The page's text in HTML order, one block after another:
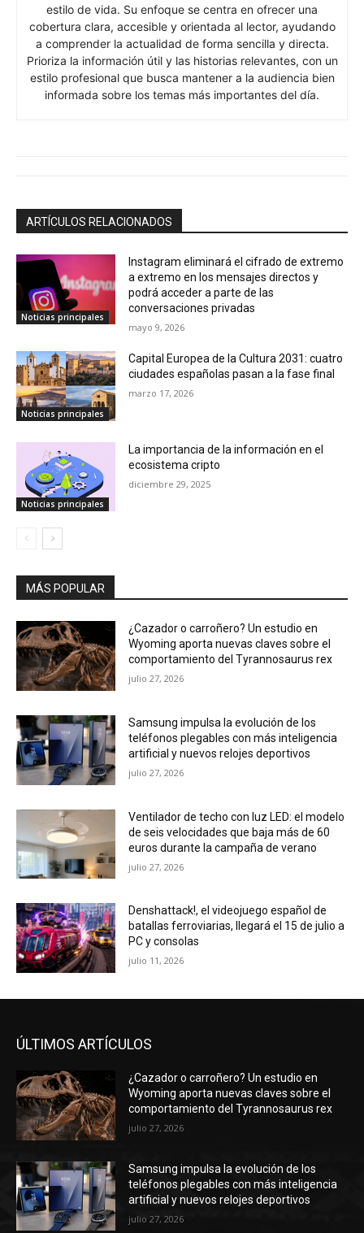
estilo de vida. Su enfoque se centra en ofrecer una
cobertura clara, accesible y orientada al lector, ayudando
a comprender la actualidad de forma sencilla y directa.
Prioriza la información útil y las historias relevantes, con un
estilo profesional que busca mantener a la audiencia bien
informada sobre los temas más importantes del día.
ARTÍCULOS RELACIONADOS
Noticias principales
Instagram eliminará el cifrado de extremo
a extremo en los mensajes directos y
podrá acceder a parte de las
conversaciones privadas
mayo 9, 2026
Noticias principales
Capital Europea de la Cultura 2031: cuatro
ciudades españolas pasan a la fase final
marzo 17, 2026
Noticias principales
La importancia de la información en el
ecosistema cripto
diciembre 29, 2025
MÁS POPULAR
¿Cazador o carroñero? Un estudio en
Wyoming aporta nuevas claves sobre el
comportamiento del Tyrannosaurus rex
julio 27, 2026
Samsung impulsa la evolución de los
teléfonos plegables con más inteligencia
artificial y nuevos relojes deportivos
julio 27, 2026
Ventilador de techo con luz LED: el modelo
de seis velocidades que baja más de 60
euros durante la campaña de verano
julio 27, 2026
Denshattack!, el videojuego español de
batallas ferroviarias, llegará el 15 de julio a
PC y consolas
julio 11, 2026
ÚLTIMOS ARTÍCULOS
¿Cazador o carroñero? Un estudio en
Wyoming aporta nuevas claves sobre el
comportamiento del Tyrannosaurus rex
julio 27, 2026
Samsung impulsa la evolución de los
teléfonos plegables con más inteligencia
artificial y nuevos relojes deportivos
julio 27, 2026